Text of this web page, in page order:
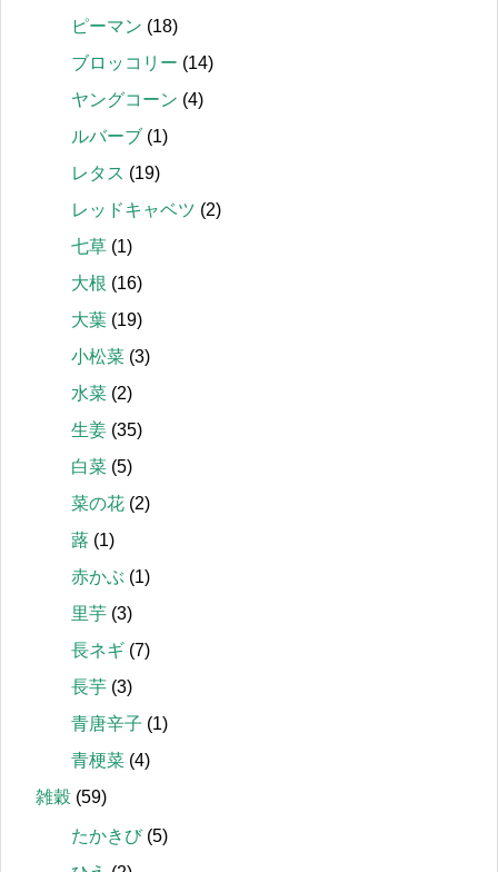
ピーマン (18)
ブロッコリー (14)
ヤングコーン (4)
ルバーブ (1)
レタス (19)
レッドキャベツ (2)
七草 (1)
大根 (16)
大葉 (19)
小松菜 (3)
水菜 (2)
生姜 (35)
白菜 (5)
菜の花 (2)
蕗 (1)
赤かぶ (1)
里芋 (3)
長ネギ (7)
長芋 (3)
青唐辛子 (1)
青梗菜 (4)
雑穀 (59)
たかきび(5)